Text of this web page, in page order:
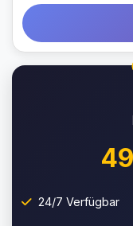
24/7 Verfügbar